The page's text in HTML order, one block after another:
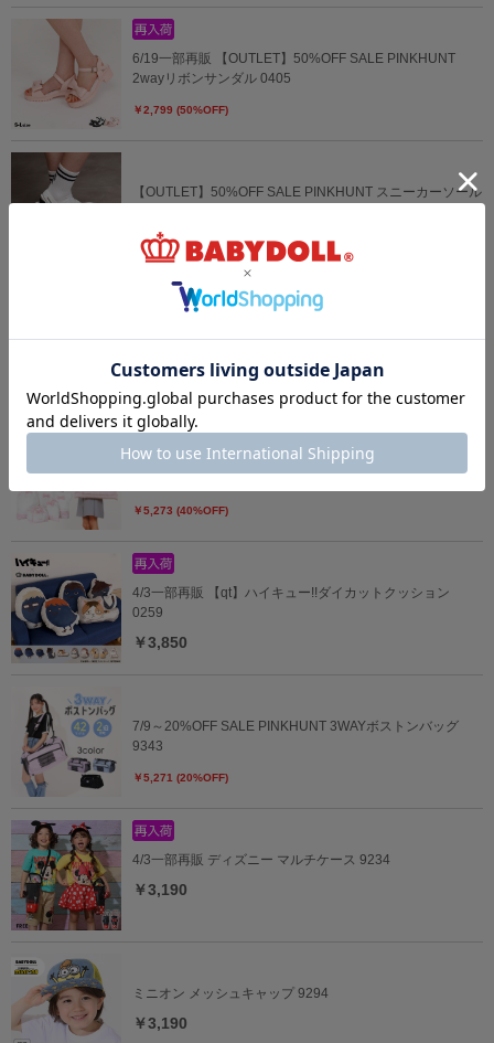
6/19一部再販 【OUTLET】50%OFF SALE PINKHUNT
2wayリボンサンダル 0405
￥2,799 (50%OFF)
【OUTLET】50%OFF SALE PINKHUNT スニーカーソール
￥3,129 (50%OFF)
セット ブラック 0704
￥5,273 (40%OFF)
7/30～40%OFF SALE PINKHUNT レッスンバッグ 入学5点
セット ホワイト 0704
￥5,273 (40%OFF)
4/3一部再販 【qt】ハイキュー!!ダイカットクッション
0259
￥3,850
7/9～20%OFF SALE PINKHUNT 3WAYボストンバッグ
9343
￥5,271 (20%OFF)
4/3一部再販 ディズニー マルチケース 9234
￥3,190
ミニオン メッシュキャップ 9294
￥3,190